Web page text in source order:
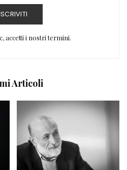
accetti i nostri termini.
Articoli